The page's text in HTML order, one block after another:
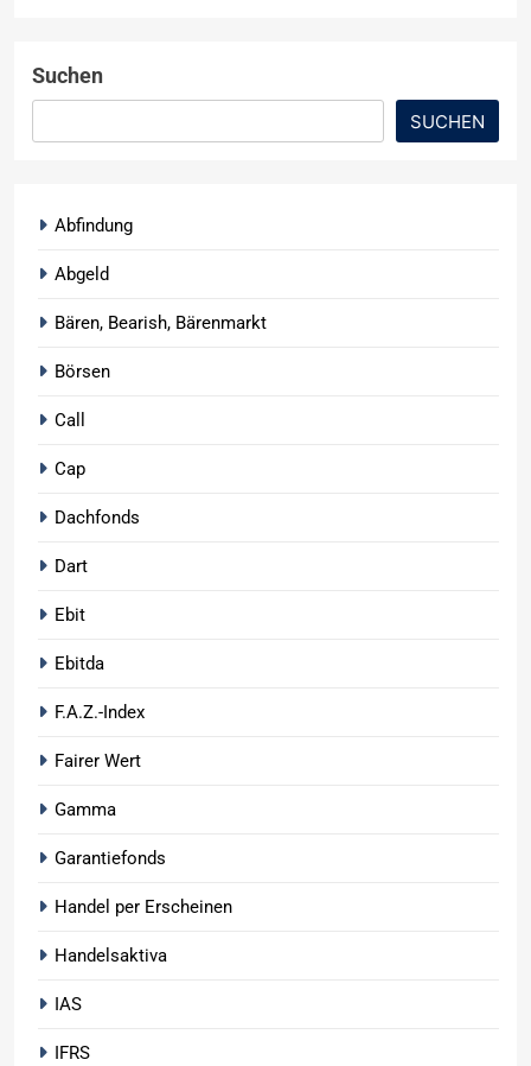
Suchen
SUCHEN
Abfindung
Abgeld
Bären, Bearish, Bärenmarkt
Börsen
Call
Cap
Dachfonds
Dart
Ebit
Ebitda
F.A.Z.-Index
Fairer Wert
Gamma
Garantiefonds
Handel per Erscheinen
Handelsaktiva
IAS
IFRS